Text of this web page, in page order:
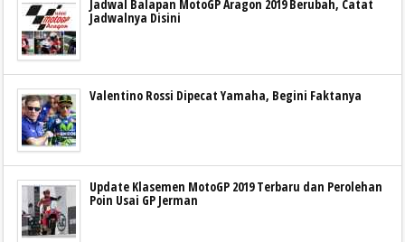
Jadwal Balapan MotoGP Aragon 2019 Berubah, Catat
Jadwalnya Disini
Valentino Rossi Dipecat Yamaha, Begini Faktanya
Update Klasemen MotoGP 2019 Terbaru dan Perolehan
Poin Usai GP Jerman